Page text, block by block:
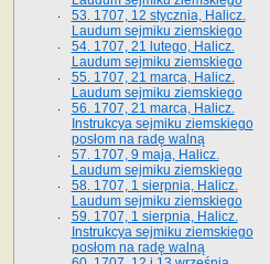
53. 1707, 12 stycznia, Halicz.
Laudum sejmiku ziemskiego
54. 1707, 21 lutego, Halicz.
Laudum sejmiku ziemskiego
55. 1707, 21 marca, Halicz.
Laudum sejmiku ziemskiego
56. 1707, 21 marca, Halicz.
Instrukcya sejmiku ziemskiego
posłom na radę walną
57. 1707, 9 maja, Halicz.
Laudum sejmiku ziemskiego
58. 1707, 1 sierpnia, Halicz.
Laudum sejmiku ziemskiego
59. 1707, 1 sierpnia, Halicz.
Instrukcya sejmiku ziemskiego
posłom na radę walną